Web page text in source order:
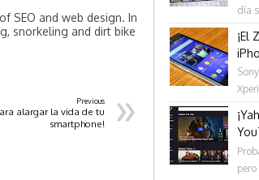
SEO and web design. In
snorkeling and dirt bike
»
Previous
alargar la vida de tu
smartphone!
día
¡El
pero